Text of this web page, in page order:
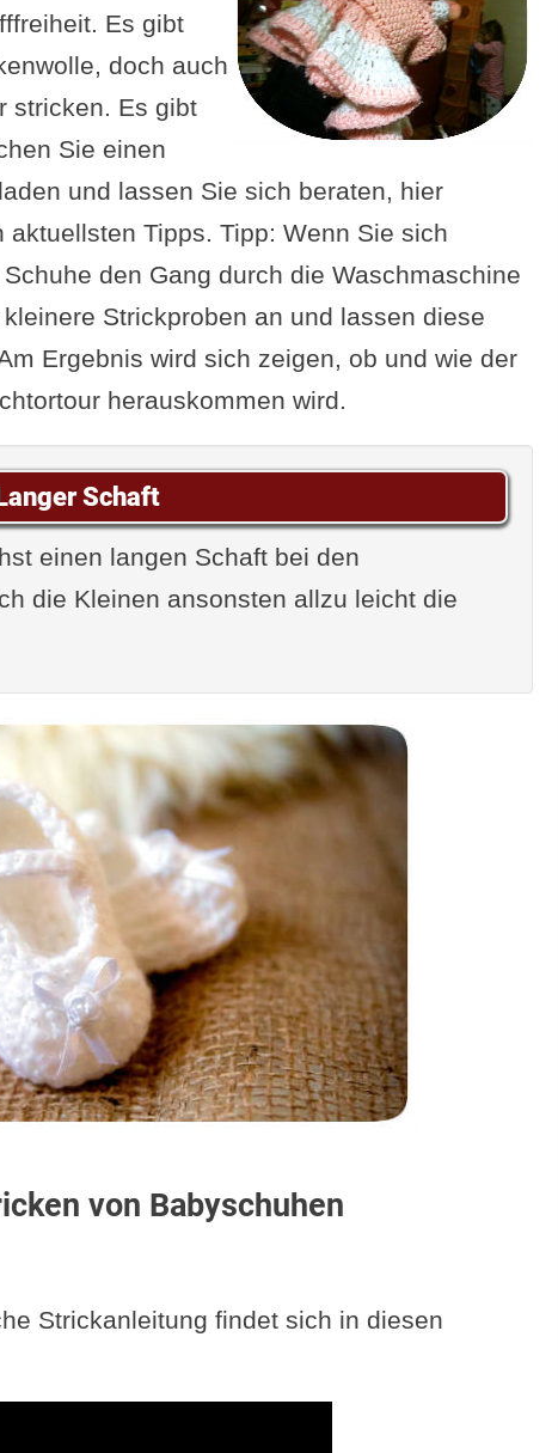
Es gibt
doch auch
stricken. Es gibt
Sie einen
und lassen Sie sich beraten, hier
Tipps. Tipp: Wenn Sie sich
den Gang durch die Waschmaschine
Strickproben an und lassen diese
Ergebnis wird sich zeigen, ob und wie der
herauskommen wird.
Schaft
einen langen Schaft bei den
die Kleinen ansonsten allzu leicht die
von Babyschuhen
Strickanleitung findet sich in diesen